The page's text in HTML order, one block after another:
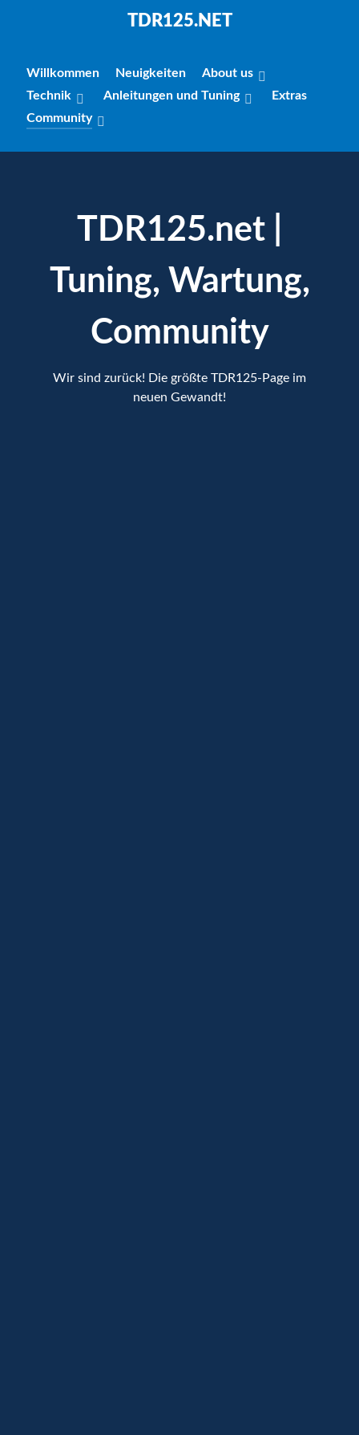
TDR125.NET
Willkommen Neuigkeiten
About us
Technik
Anleitungen und Tuning
Extras
Community
TDR125.net |
Tuning, Wartung,
Community
Wir sind zurück! Die größte TDR125-Page im
neuen Gewandt!